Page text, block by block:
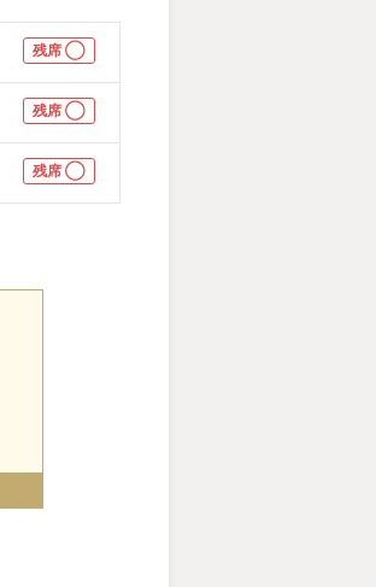
残席 ◯
残席 ◯
残席 ◯